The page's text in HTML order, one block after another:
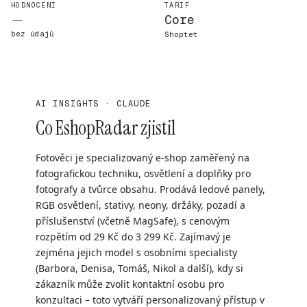
HODNOCENÍ
—
bez údajů
TARIF
Core
Shoptet
AI INSIGHTS · CLAUDE
Co EshopRadar zjistil
Fotověci je specializovaný e-shop zaměřený na
fotografickou techniku, osvětlení a doplňky pro
fotografy a tvůrce obsahu. Prodává ledové panely,
RGB osvětlení, stativy, neony, držáky, pozadí a
příslušenství (včetně MagSafe), s cenovým
rozpětím od 29 Kč do 3 299 Kč. Zajímavý je
zejména jejich model s osobními specialisty
(Barbora, Denisa, Tomáš, Nikol a další), kdy si
zákazník může zvolit kontaktní osobu pro
konzultaci – toto vytváří personalizovaný přístup v